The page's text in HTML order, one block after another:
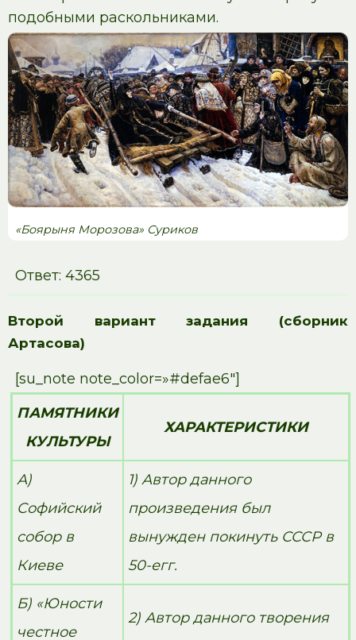
подобными раскольниками.
«Боярыня Морозова» Суриков
Ответ: 4365
Второй вариант задания (сборник
Артасова)
[su_note note_color=»#defae6″]
ПАМЯТНИКИ
КУЛЬТУРЫ
ХАРАКТЕРИСТИКИ
А)
Софийский
собор в
Киеве
1) Автор данного
произведения был
вынужден покинуть СССР в
50-егг.
Б) «Юности
честное
2) Автор данного творения